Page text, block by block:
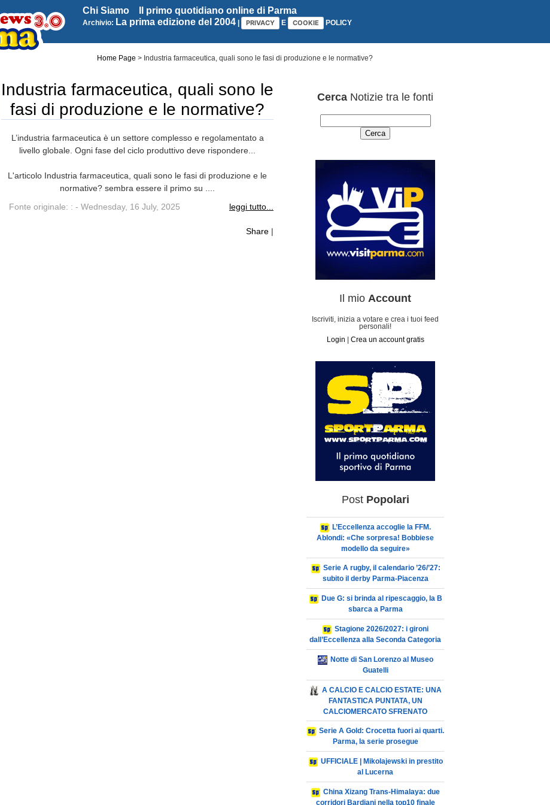
Chi Siamo Il primo quotidiano online di Parma
Archivio: La prima edizione del 2004 | PRIVACY E COOKIE POLICY
Home Page > Industria farmaceutica, quali sono le fasi di produzione e le normative?
Industria farmaceutica, quali sono le
fasi di produzione e le normative?
L’industria farmaceutica è un settore complesso e regolamentato a
livello globale. Ogni fase del ciclo produttivo deve rispondere...
L'articolo Industria farmaceutica, quali sono le fasi di produzione e le
normative? sembra essere il primo su ....
leggi tutto...
Share |
Fonte originale: : - Wednesday, 16 July, 2025
Cerca Notizie tra le fonti
Il mio Account
Iscriviti, inizia a votare e crea i tuoi feed
personali!
Login
Crea un account gratis
Post Popolari
L’Eccellenza accoglie la FFM.
Ablondi: «Che sorpresa! Bobbiese
modello da seguire»
Serie A rugby, il calendario ’26/’27:
subito il derby Parma-Piacenza
Due G: si brinda al ripescaggio, la B
sbarca a Parma
Stagione 2026/2027: i gironi
dall’Eccellenza alla Seconda Categoria
Notte di San Lorenzo al Museo
Guatelli
A CALCIO E CALCIO ESTATE: UNA
FANTASTICA PUNTATA, UN
CALCIOMERCATO SFRENATO
Serie A Gold: Crocetta fuori ai quarti.
Parma, la serie prosegue
UFFICIALE | Mikolajewski in prestito
al Lucerna
China Xizang Trans-Himalaya: due
corridori Bardiani nella top10 finale